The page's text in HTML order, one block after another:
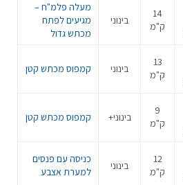
14
ק"מ
בינוני
מעלה פלמ"ח –
מגיעים לפתח
מכתש גדול
13
ק"מ
בינוני קמפוס מכתש קטן
9
ק"מ
בינוני+ קמפוס מכתש קטן
12
ק"מ
בינוני
כניסה עם פנסים
למערת אצבע